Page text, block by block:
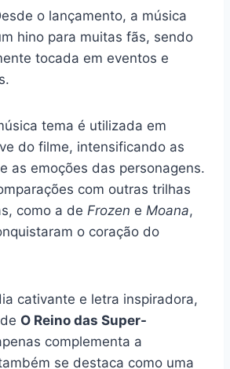
o lançamento, a música
hino para muitas fãs, sendo
tocada em eventos e
tema é utilizada em
do filme, intensificando as
as emoções das personagens.
com outras trilhas
como a de Frozen e Moana,
o coração do
cativante e letra inspiradora,
O Reino das Super-
complementa a
se destaca como uma